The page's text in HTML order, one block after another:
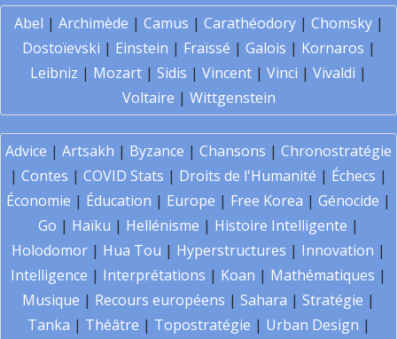
Abel | Archimède | Camus | Carathéodory| Chomsky|
Dostoïevski | Einstein | Fraïssé | Galois | Kornaros |
Leibniz | Mozart | Sidis | Vincent | Vinci | Vivaldi |
Voltaire | Wittgenstein
Advice | Artsakh | Byzance | Chansons | Chronostratégie
| Contes | COVID Stats | Droits de l'Humanité | Échecs |
Économie | Éducation | Europe | Free Korea | Génocide |
Go | Haïku | Hellénisme | Histoire Intelligente |
Holodomor | Hua Tou | Hyperstructures | Innovation |
Intelligence | Interprétations | Koan | Mathématiques |
Musique | Recours européens | Sahara | Stratégie |
Tanka | Théâtre | Topostratégie | Urban Design |